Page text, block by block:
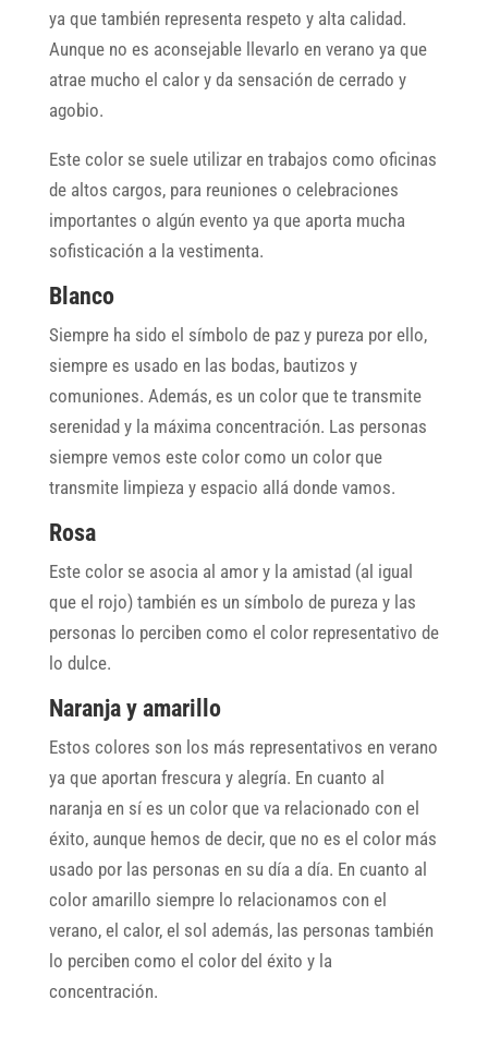
ya que también representa respeto y alta calidad.
Aunque no es aconsejable llevarlo en verano ya que
atrae mucho el calor y da sensación de cerrado y
agobio.
Este color se suele utilizar en trabajos como oficinas
de altos cargos, para reuniones o celebraciones
importantes o algún evento ya que aporta mucha
sofisticación a la vestimenta.
Blanco
Siempre ha sido el símbolo de paz y pureza por ello,
siempre es usado en las bodas, bautizos y
comuniones. Además, es un color que te transmite
serenidad y la máxima concentración. Las personas
siempre vemos este color como un color que
transmite limpieza y espacio allá donde vamos.
Rosa
Este color se asocia al amor y la amistad (al igual
que el rojo) también es un símbolo de pureza y las
personas lo perciben como el color representativo de
lo dulce.
Naranja y amarillo
Estos colores son los más representativos en verano
ya que aportan frescura y alegría. En cuanto al
naranja en sí es un color que va relacionado con el
éxito, aunque hemos de decir, que no es el color más
usado por las personas en su día a día. En cuanto al
color amarillo siempre lo relacionamos con el
verano, el calor, el sol además, las personas también
lo perciben como el color del éxito y la
concentración.